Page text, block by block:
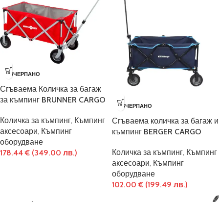
ИЗЧЕРПАНО
Сгъваема Количка за багаж
за къмпинг BRUNNER CARGO
Количка за къмпинг, Къмпинг
аксесоари, Къмпинг
оборудване
178.44€ (349.00 лв.)
ИЗЧЕРПАНО
Сгъваема количка за багаж и
къмпинг BERGER CARGO
Количка за къмпинг, Къмпинг
аксесоари, Къмпинг
оборудване
102.00€ (199.49 лв.)